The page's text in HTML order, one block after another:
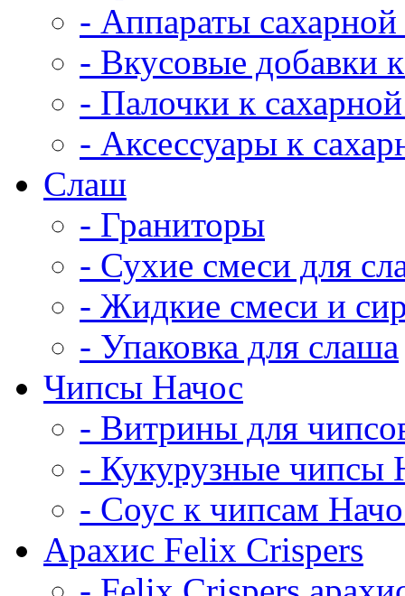
- Аппараты сахарной
- Вкусовые добавки
- Палочки к сахарной
- Аксессуары к
Cлаш
- Граниторы
- Сухие смеси для
- Жидкие смеси и
- Упаковка для слаша
Чипсы Начос
- Витрины для
- Кукурузные чипсы
- Соус к чипсам
Арахис Felix Crispers